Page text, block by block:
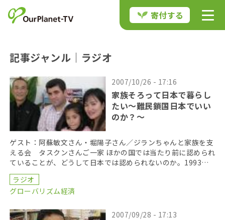
寄付する
記事ジャンル｜ラジオ
2007/10/26 - 17:16
家族そろって日本で暮らし
たい～難民鎖国日本でいい
のか？～
ゲスト：阿蘇敏文さん・堀陽子さん／ジランちゃんと家族を支
える会 タスクンさんご一家 ほかの国では当たり前に認められ
ていることが、どうして日本では認められないのか。1993年
に来日し、難民申請が認められないまま日本に暮らす […]
ラジオ
グローバリズム経済
2007/09/28 - 17:13